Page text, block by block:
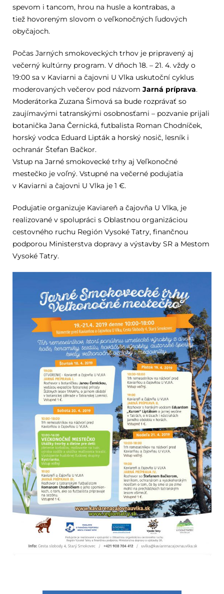
spevom i tancom, hrou na husle a kontrabas, a
tiež hovoreným slovom o veľkonočných ľudových
obyčajoch.
Počas Jarných smokoveckých trhov je pripravený aj
večerný kultúrny program. V dňoch 18. – 21. 4. vždy o
19:00 sa v Kaviarni a čajovni U Vlka uskutoční cyklus
moderovaných večerov pod názvom Jarná príprava.
Moderátorka Zuzana Šimová sa bude rozprávať so
zaujímavými tatranskými osobnosťami – pozvanie prijali
botanička Jana Černická, futbalista Roman Chodníček,
horský vodca Eduard Lipták a horský nosič, lesník i
ochranár Štefan Bačkor.
Vstup na Jarné smokovecké trhy aj Veľkonočné
mestečko je voľný. Vstupné na večerné podujatia
v Kaviarni a čajovni U Vlka je 1 €.
Podujatie organizuje Kaviareň a čajovňa U Vlka, je
realizované v spolupráci s Oblastnou organizáciou
cestovného ruchu Región Vysoké Tatry, finančnou
podporou Ministerstva dopravy a výstavby SR a Mestom
Vysoké Tatry.